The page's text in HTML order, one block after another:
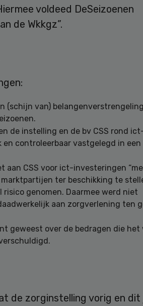
voldeed DeSeizoenen
de Wkkgz”.
(schijn van)
de instelling en de bv CSS rond
controleerbaar vastgelegd in een
aan CSS voor ict-investeringen
marktpartijen ter beschikking te
risico genomen. Daarmee werd niet
aan zorgverlening ten
geweest over de bedragen die het
de zorginstelling vorig en dit